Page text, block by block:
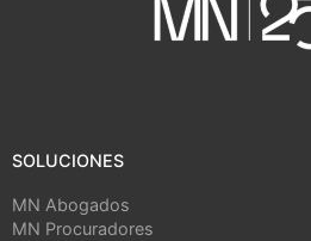
SOLUCIONES
MN Abogados
MN Procuradores